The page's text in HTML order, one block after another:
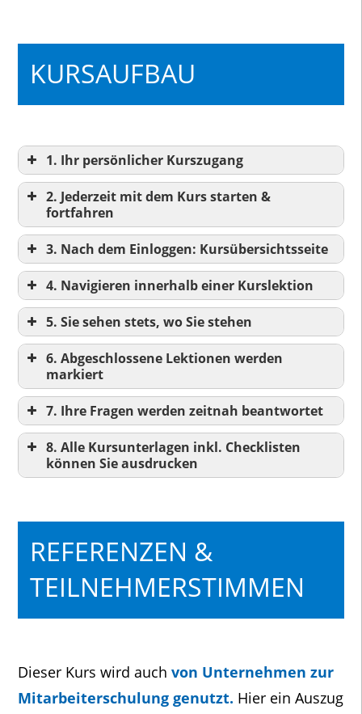
KURSAUFBAU
1. Ihr persönlicher Kurszugang
_-
2. Jederzeit mit dem Kurs starten &
fortfahren
_-
3. Nach dem Einloggen: Kursübersichtsseite
_-
4. Navigieren innerhalb einer Kurslektion
5. Sie sehen stets, wo Sie stehen
6. Abgeschlossene Lektionen werden
markiert
_-
7. Ihre Fragen werden zeitnah beantwortet
_-
8. Alle Kursunterlagen inkl. Checklisten
können Sie ausdrucken
_-
REFERENZEN &
TEILNEHMERSTIMMEN
Dieser Kurs wird auch von Unternehmen zur
Mitarbeiterschulung genutzt. Hier ein Auszug